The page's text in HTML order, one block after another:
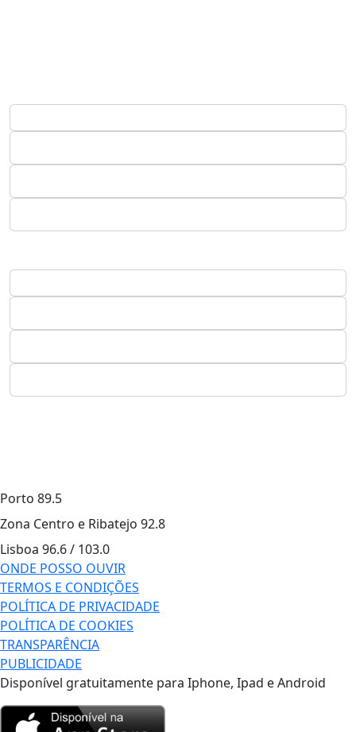
Porto 89.5
Zona Centro e Ribatejo 92.8
Lisboa 96.6 / 103.0
ONDE POSSO OUVIR
TERMOS E CONDIÇÕES
POLÍTICA DE PRIVACIDADE
POLÍTICA DE COOKIES
TRANSPARÊNCIA
PUBLICIDADE
Disponível gratuitamente para Iphone, Ipad e Android